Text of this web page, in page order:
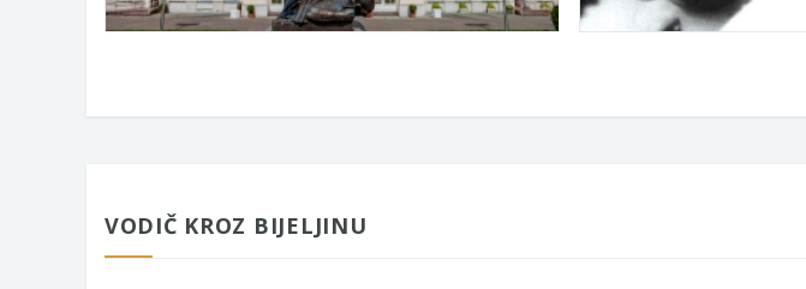
VODIČ KROZ BIJELJINU